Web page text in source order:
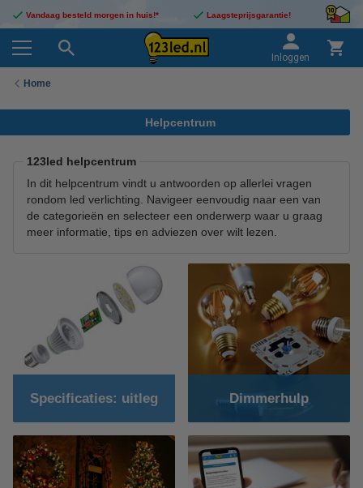
Vandaag besteld morgen in huis!* Laagsteprijsgarantie!
Inloggen
Home
Helpcentrum
123led helpcentrum
In dit helpcentrum vindt u antwoorden op allerlei vragen
rondom led verlichting. Navigeer eenvoudig naar een van
de categorieën en selecteer een onderwerp waar u graag
meer informatie, tips en adviezen over wilt lezen.
Specificaties: uitleg Dimmerhulp